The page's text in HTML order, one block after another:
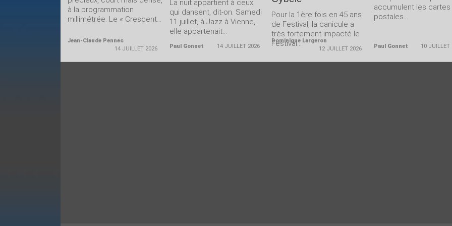
à la programmation
millimétrée. Le « Crescent...
Jean-Claude Pennec
14 JUILLET 2026
La nuit appartient à ceux
qui dansent, dit-on. Samedi
11 juillet, à Jazz à Vienne,
elle appartenait...
Paul Gonnet 14 JUILLET 2026
Pour la 1ère fois en 45 ans
de Festival, la canicule a
très fortement impacté le
Festival...
Dominique Largeron
12 JUILLET 2026
accumulent les cartes
postales...
Paul Gonnet 10 JUILLET